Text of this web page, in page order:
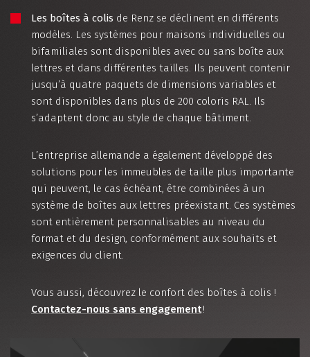
Les boîtes à colis de Renz se déclinent en différents
modèles. Les systèmes pour maisons individuelles ou
bifamiliales sont disponibles avec ou sans boîte aux
lettres et dans différentes tailles. Ils peuvent contenir
jusqu’à quatre paquets de dimensions variables et
sont disponibles dans plus de 200 coloris RAL. Ils
s’adaptent donc au style de chaque bâtiment.
L’entreprise allemande a également développé des
solutions pour les immeubles de taille plus importante
qui peuvent, le cas échéant, être combinées à un
système de boîtes aux lettres préexistant. Ces systèmes
sont entièrement personnalisables au niveau du
format et du design, conformément aux souhaits et
exigences du client.
Vous aussi, découvrez le confort des boîtes à colis !
Contactez-nous sans engagement!